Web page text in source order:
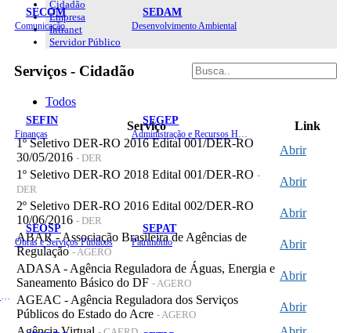
SECOM
Comunicação
SEDAM
Desenvolvimento Ambiental
SEFIN
Finanças
SEGEP
SEOSP
Obras e Serviços Públicos
SEPAT
Patrimônio
Cidadão
Empresa
Intranet
Servidor Público
Serviços - Cidadão
Todos
Serviço
Link
1º Seletivo DER-RO 2016 Edital 001/DER-RO
30/05/2016 - DER
Abrir
1º Seletivo DER-RO 2018 Edital 001/DER-RO -
DER
Abrir
2º Seletivo DER-RO 2016 Edital 002/DER-RO
10/06/2016 - DER
Abrir
ABAR - Associação Brasileira de Agências de
Regulação- AGERO
Abrir
ADASA - Agência Reguladora de Águas, Energia e
Saneamento Básico do DF - AGERO
Abrir
AGEAC - Agência Reguladora dos Serviços
Públicos do Estado do Acre - AGERO
Abrir